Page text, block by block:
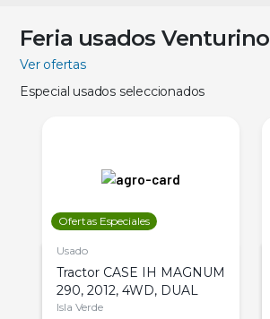
Feria usados Venturino
Ver ofertas
Especial usados seleccionados
Ofertas Especiales
Usado
Tractor CASE IH MAGNUM
290, 2012, 4WD, DUAL
Isla Verde